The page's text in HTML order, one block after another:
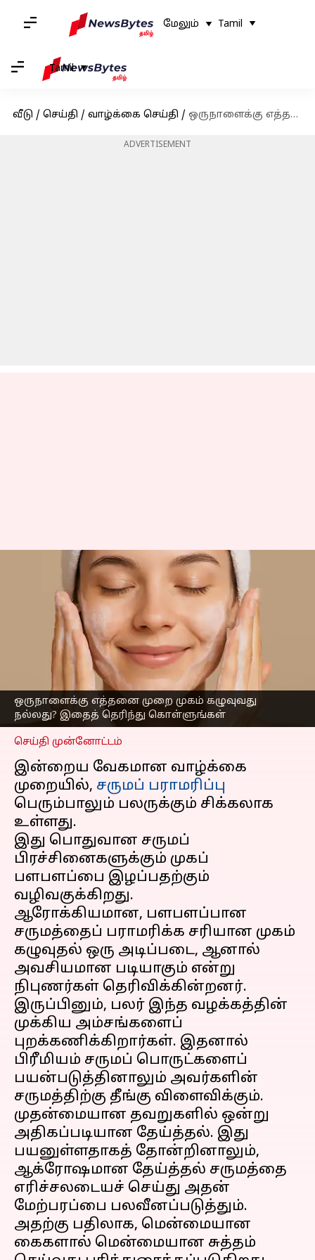
மேலும் Tamil
Tamil
வீடு / செய்தி / வாழ்க்கை செய்தி / ஒருநாளைக்கு எத்தனை முறை முகம் கழுவுவது நல்லது? சருமத்தை பளபளப்பாக வைத்துக் கொள்ள இதைத் தெரிந்து கொள்ளுங்கள்
ADVERTISEMENT
ஒருநாளைக்கு எத்தனை முறை முகம் கழுவுவது
நல்லது? இதைத் தெரிந்து கொள்ளுங்கள்
ஒருநாளைக்கு எத்தனை
முறை முகம் கழுவுவது
நல்லது? சருமத்தை
பளபளப்பாக வைத்துக்
கொள்ள இதைத் தெரிந்து
கொள்ளுங்கள்
எழுதியவர் Sekar Chinnappan Apr 06, 2025 04:11 pm
செய்தி முன்னோட்டம்
இன்றைய வேகமான வாழ்க்கை
முறையில், சருமப் பராமரிப்பு
பெரும்பாலும் பலருக்கும் சிக்கலாக
உள்ளது.
இது பொதுவான சருமப்
பிரச்சினைகளுக்கும் முகப்
பளபளப்பை இழப்பதற்கும்
வழிவகுக்கிறது.
ஆரோக்கியமான, பளபளப்பான
சருமத்தைப் பராமரிக்க சரியான முகம்
கழுவுதல் ஒரு அடிப்படை, ஆனால்
அவசியமான படியாகும் என்று
நிபுணர்கள் தெரிவிக்கின்றனர்.
இருப்பினும், பலர் இந்த வழக்கத்தின்
முக்கிய அம்சங்களைப்
புறக்கணிக்கிறார்கள். இதனால்
பிரீமியம் சருமப் பொருட்களைப்
பயன்படுத்தினாலும் அவர்களின்
சருமத்திற்கு தீங்கு விளைவிக்கும்.
முதன்மையான தவறுகளில் ஒன்று
அதிகப்படியான தேய்த்தல். இது
பயனுள்ளதாகத் தோன்றினாலும்,
ஆக்ரோஷமான தேய்த்தல் சருமத்தை
எரிச்சலடையச் செய்து அதன்
மேற்பரப்பை பலவீனப்படுத்தும்.
அதற்கு பதிலாக, மென்மையான
கைகளால் மென்மையான சுத்தம்